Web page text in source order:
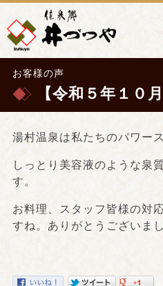
お客様の声
【令和５年１
湯村温泉は私たちのパワー
しっとり美容液のような泉
す。
お料理、スタッフ皆様の対
すね。ありがとうございまし